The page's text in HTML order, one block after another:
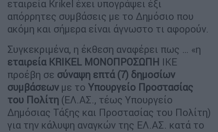
εταιρεία Krikel έχει υπογράψει έξι
απόρρητες συμβάσεις με το Δημόσιο που
ακόμη και σήμερα είναι άγνωστο τι αφορούν.
Συγκεκριμένα, η έκθεση αναφέρει πως … «η
εταιρεία KRIKEL ΜΟΝΟΠΡΟΣΩΠΗ ΙΚΕ
προέβη σε σύναψη επτά (7) δημοσίων
συμβάσεων με το Υπουργείο Προστασίας
του Πολίτη (ΕΛ.ΑΣ., τέως Υπουργείο
Δημόσιας Τάξης και Προστασίας του Πολίτη)
για την κάλυψη αναγκών της ΕΛ.ΑΣ. κατά το